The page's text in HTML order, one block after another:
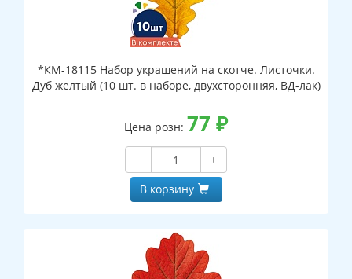
*КМ-18115 Набор украшений на скотче. Листочки.
Дуб желтый (10 шт. в наборе, двухсторонняя, ВД-лак)
Цена розн: 77 ₽
−
+
В корзину